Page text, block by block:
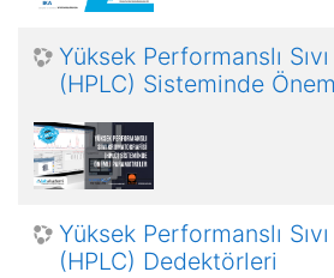
Yüksek Performanslı
(HPLC) Sisteminde
Yüksek Performanslı
(HPLC) Dedektörleri